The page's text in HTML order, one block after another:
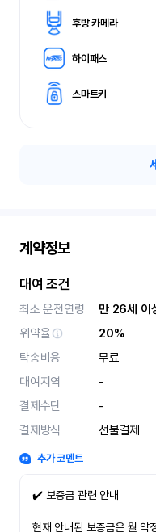
후방 카메라
하이패스
스마트키
계약정보
대여 조건
최소 운전연령
만 26세 이
위약율
20%
탁송비용
무료
대여지역
-
결제수단
-
결제방식
선불결제
추가 코멘트
✔️ 보증금 관련 안내
현재 안내된 보증금은 월